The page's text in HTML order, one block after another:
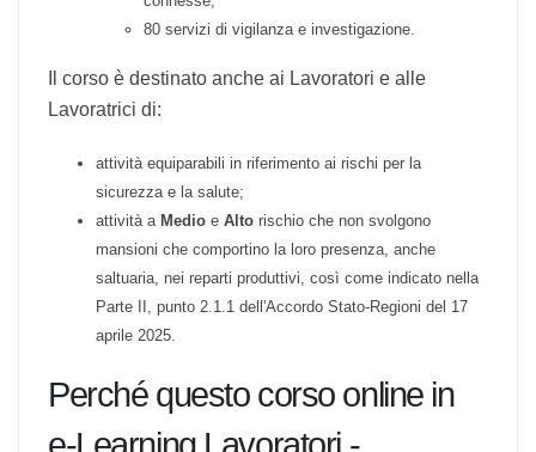
tour operator e servizi di prenotazione e attività
connesse;
Il corso è destinato anche ai Lavoratori e alle
attività equiparabili in riferimento ai rischi per la
sicurezza e la salute;
attività a MedioeAltorischio che non svolgono
mansioni che comportino la loro presenza, anche
saltuaria, nei reparti produttivi, così come indicato nella
Parte II, punto 2.1.1 dell'Accordo Stato-Regioni del 17
Perché questo corso online in